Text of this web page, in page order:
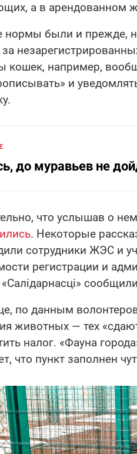
а в арендованном
были и прежде,
кошек, например,
и
до муравьев не
что услышав о
. Некоторые
сотрудники ЖЭС и
регистрации и
«Салідарнасці»
по данным
животных — тех
налог. «Фауна
что пункт заполнен